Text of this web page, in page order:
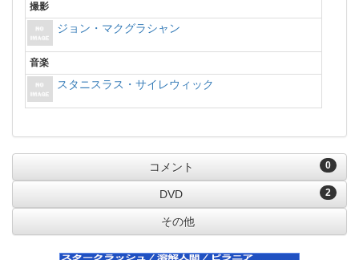
撮影
ジョン・マクグラシャン
音楽
スタニスラス・サイレウィック
0
コメント
2
DVD
その他